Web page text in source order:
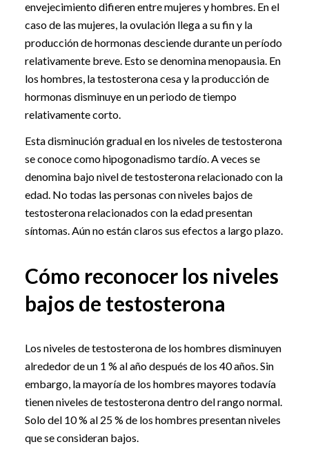
envejecimiento difieren entre mujeres y hombres. En el
caso de las mujeres, la ovulación llega a su fin y la
producción de hormonas desciende durante un período
relativamente breve. Esto se denomina menopausia. En
los hombres, la testosterona cesa y la producción de
hormonas disminuye en un periodo de tiempo
relativamente corto.
Esta disminución gradual en los niveles de testosterona
se conoce como hipogonadismo tardío. A veces se
denomina bajo nivel de testosterona relacionado con la
edad. No todas las personas con niveles bajos de
testosterona relacionados con la edad presentan
síntomas. Aún no están claros sus efectos a largo plazo.
Cómo reconocer los niveles
bajos de testosterona
Los niveles de testosterona de los hombres disminuyen
alrededor de un 1 % al año después de los 40 años. Sin
embargo, la mayoría de los hombres mayores todavía
tienen niveles de testosterona dentro del rango normal.
Solo del 10 % al 25 % de los hombres presentan niveles
que se consideran bajos.